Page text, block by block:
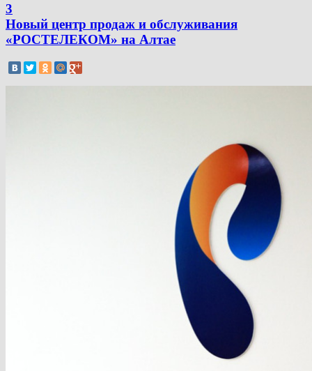
3
Новый центр продаж и обслуживания
«РОСТЕЛЕКОМ» на Алтае